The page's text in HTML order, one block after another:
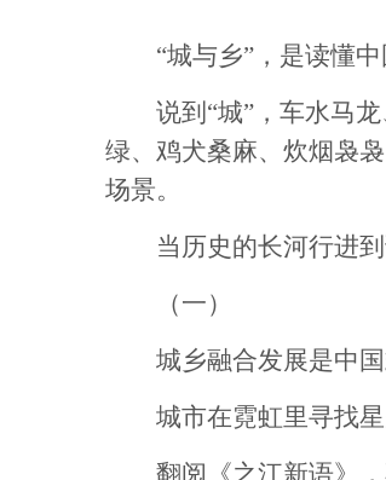
“城与乡”，是读懂中
说到“城”，车水马龙
绿、鸡犬桑麻、炊烟袅
场景。
当历史的长河行进到
（一）
城乡融合发展是中国
城市在霓虹里寻找星
翻阅《之江新语》，